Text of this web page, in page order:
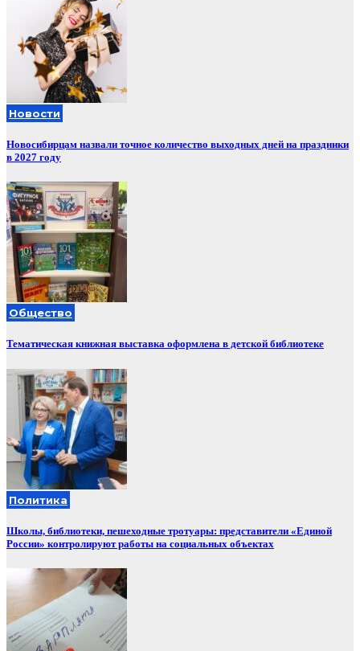
Новости
Новосибирцам назвали точное количество выходных дней на праздники
в 2027 году
Общество
Тематическая книжная выставка оформлена в детской библиотеке
Политика
Школы, библиотеки, пешеходные тротуары: представители «Единой
России» контролируют работы на социальных объектах